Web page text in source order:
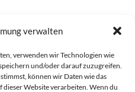
verwalten
verwenden wir Technologien wie
und/oder darauf zuzugreifen.
können wir Daten wie das
Website verarbeiten. Wenn du